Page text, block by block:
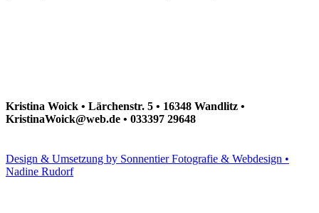
Kristina Woick • Lärchenstr. 5 • 16348 Wandlitz •
KristinaWoick@web.de • 033397 29648
Design & Umsetzung by Sonnentier Fotografie & Webdesign •
Nadine Rudorf